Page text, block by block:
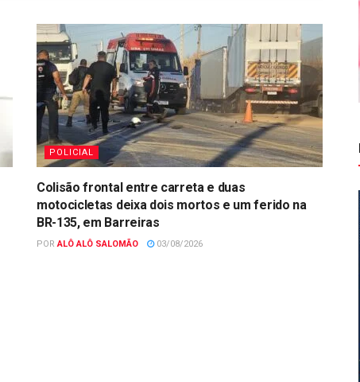
POLICIAL
Colisão frontal entre carreta e duas
motocicletas deixa dois mortos e um ferido na
BR-135, em Barreiras
POR ALÔ ALÔ SALOMÃO 03/08/2026